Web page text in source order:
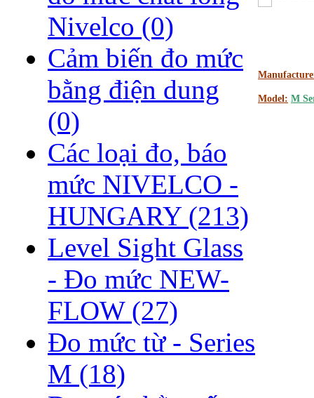
Nivelco (0)
Cảm biến đo mức
bằng điện dung
(0)
Các loại đo, báo
mức NIVELCO -
HUNGARY (213)
Level Sight Glass
- Đo mức NEW-
FLOW (27)
Đo mức từ - Series
M (18)
Model: M